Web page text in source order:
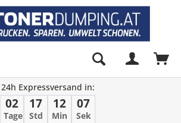
24h Expressversand in:
02
Tage
17
Std
12
Min
07
Sek